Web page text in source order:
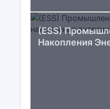
(ESS)
Накопления